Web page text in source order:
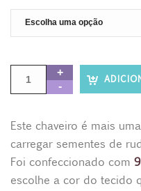
Este chaveiro é mais
carregar sementes de
Foi confeccionado com
escolhe a cor do tecido